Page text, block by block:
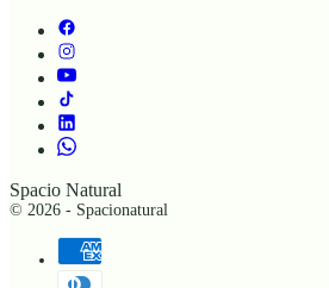
Spacio Natural
© 2026 - Spacionatural